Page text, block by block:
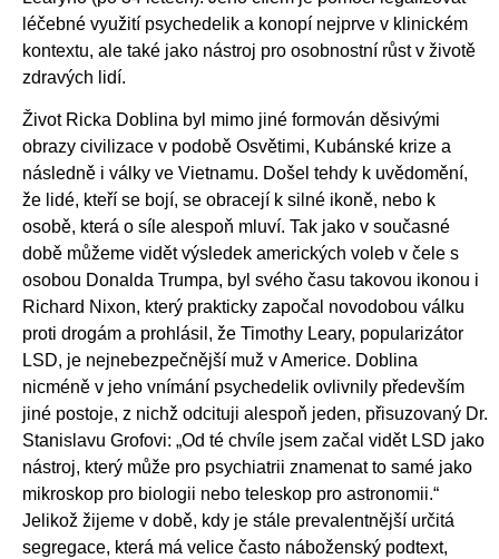
léčebné využití psychedelik a konopí nejprve v klinickém
kontextu, ale také jako nástroj pro osobnostní růst v životě
zdravých lidí.
Život Ricka Doblina byl mimo jiné formován děsivými
obrazy civilizace v podobě Osvětimi, Kubánské krize a
následně i války ve Vietnamu. Došel tehdy k uvědomění,
že lidé, kteří se bojí, se obracejí k silné ikoně, nebo k
osobě, která o síle alespoň mluví. Tak jako v současné
době můžeme vidět výsledek amerických voleb v čele s
osobou Donalda Trumpa, byl svého času takovou ikonou i
Richard Nixon, který prakticky započal novodobou válku
proti drogám a prohlásil, že Timothy Leary, popularizátor
LSD, je nejnebezpečnější muž v Americe. Doblina
nicméně v jeho vnímání psychedelik ovlivnily především
jiné postoje, z nichž odcituji alespoň jeden, přisuzovaný Dr.
Stanislavu Grofovi: „Od té chvíle jsem začal vidět LSD jako
nástroj, který může pro psychiatrii znamenat to samé jako
mikroskop pro biologii nebo teleskop pro astronomii.“
Jelikož žijeme v době, kdy je stále prevalentnější určitá
segregace, která má velice často náboženský podtext,